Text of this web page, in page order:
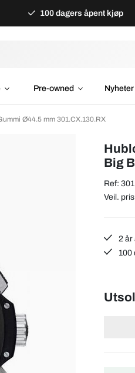
100 dagers åpent kjøp
Pre-owned Nyheter
Ø44.5 mm 301.CX.130.RX
Big
Ref:
Veil.
2 år
100